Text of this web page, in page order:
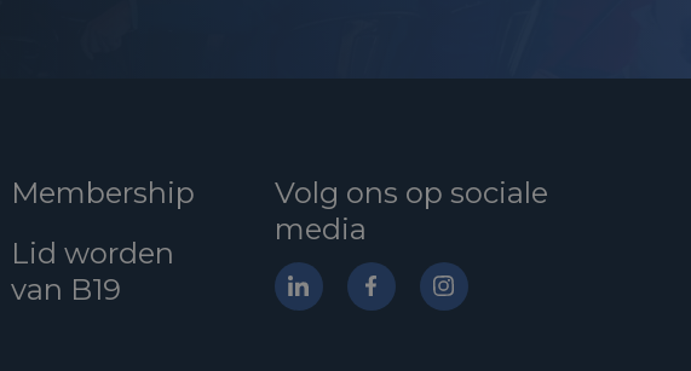
Membership
Lid worden
van B19
Volg ons op sociale
media